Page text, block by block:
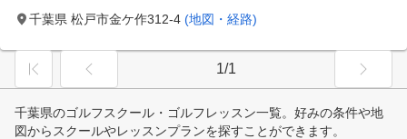
千葉県 松戸市金ケ作312-4 (地図・経路)
1/1
千葉県のゴルフスクール・ゴルフレッスン一覧。好みの条件や地
図からスクールやレッスンプランを探すことができます。